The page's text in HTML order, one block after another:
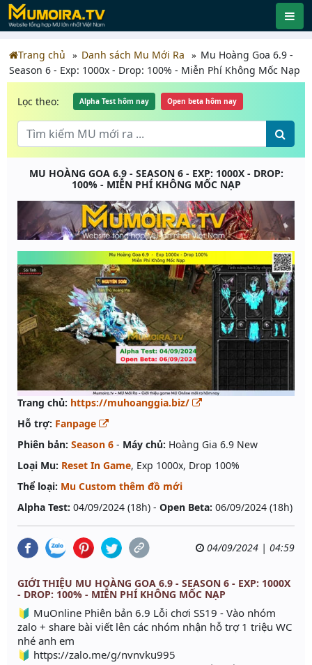
Trang chủ Danh sách Mu Mới Ra
Mu Hoàng Goa 6.9 -
Season 6 - Exp: 1000x - Drop: 100% - Miễn Phí Không Mốc Nạp
Lọc theo: Alpha Test hôm nay Open beta hôm nay
MU HOÀNG GOA 6.9 - SEASON 6 - EXP: 1000X - DROP:
100% - MIỄN PHÍ KHÔNG MỐC NẠP
Trang chủ: https://muhoanggia.biz/
Hỗ trợ: Fanpage
Phiên bản: Season 6 - Máy chủ: Hoàng Gia 6.9 New
Loại Mu: Reset In Game, Exp 1000x, Drop 100%
Thể loại: Mu Custom thêm đồ mới
Alpha Test: 04/09/2024 (18h) - Open Beta: 06/09/2024 (18h)
04/09/2024 | 04:59
GIỚI THIỆU MU HOÀNG GOA 6.9 - SEASON 6 - EXP: 1000X
- DROP: 100% - MIỄN PHÍ KHÔNG MỐC NẠP
🔰 MuOnline Phiên bản 6.9 Lỗi chơi SS19 - Vào nhóm
zalo + share bài viết lên các nhóm nhận hỗ trợ 1 triệu WC
nhé anh em
🔰 https://zalo.me/g/nvnvku995